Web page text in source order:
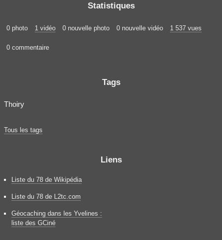
Statistiques
0 photo 1 vidéo 0 nouvelle photo 0 nouvelle vidéo 1 537 vues
0 commentaire
Tags
Thoiry
Tous les tags
Liens
Liste du 78 de Wikipédia
Liste du 78 de L2tc.com
Géocaching dans les Yvelines :
liste des GCiné